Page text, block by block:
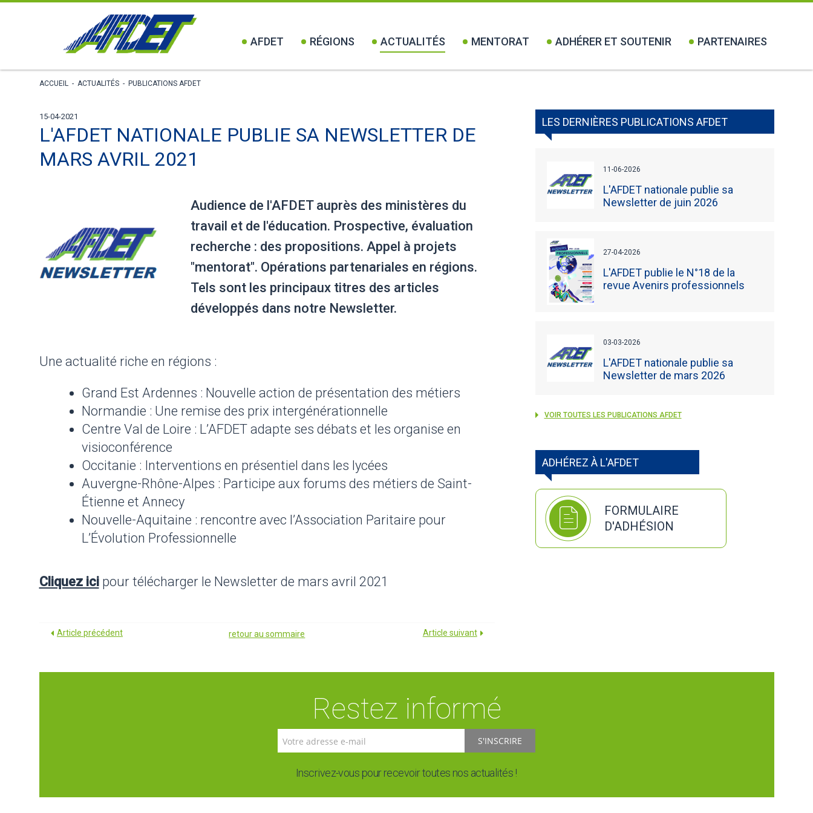
AFDET RÉGIONS ACTUALITÉS MENTORAT ADHÉRER ET SOUTENIR PARTENAIRES
ACCUEIL- ACTUALITÉS- PUBLICATIONS AFDET
15-04-2021
L'AFDET NATIONALE PUBLIE SA NEWSLETTER DE
MARS AVRIL 2021
Audience de l'AFDET auprès des ministères du
travail et de l'éducation. Prospective, évaluation
recherche : des propositions. Appel à projets
"mentorat". Opérations partenariales en régions.
Tels sont les principaux titres des articles
développés dans notre Newsletter.
Une actualité riche en régions :
Grand Est Ardennes : Nouvelle action de présentation des métiers
Normandie : Une remise des prix intergénérationnelle
Centre Val de Loire : L’AFDET adapte ses débats et les organise en
visioconférence
Occitanie : Interventions en présentiel dans les lycées
Auvergne-Rhône-Alpes : Participe aux forums des métiers de Saint-
Étienne et Annecy
Nouvelle-Aquitaine : rencontre avec l’Association Paritaire pour
L’Évolution Professionnelle
Cliquez icipour télécharger le Newsletter de mars avril 2021
Article précédent retour au sommaire Article suivant
LES DERNIÈRES PUBLICATIONS AFDET
11-06-2026
L'AFDET nationale publie sa
Newsletter de juin 2026
27-04-2026
L'AFDET publie le N°18 de la
revue Avenirs professionnels
03-03-2026
L'AFDET nationale publie sa
Newsletter de mars 2026
VOIR TOUTES LES PUBLICATIONS AFDET
ADHÉREZ À L'AFDET
FORMULAIRE
D'ADHÉSION
Restez informé
S'INSCRIRE
Inscrivez-vous pour recevoir toutes nos actualités !